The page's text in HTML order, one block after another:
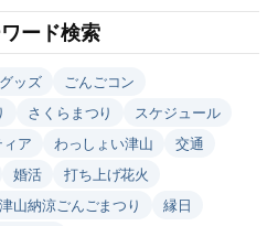
ード検索
グッズ
ごんごコン
さくらまつり
スケジュール
ア わっしょい津山
交通
婚活
打ち上げ花火
津山納涼ごんごまつり
縁日